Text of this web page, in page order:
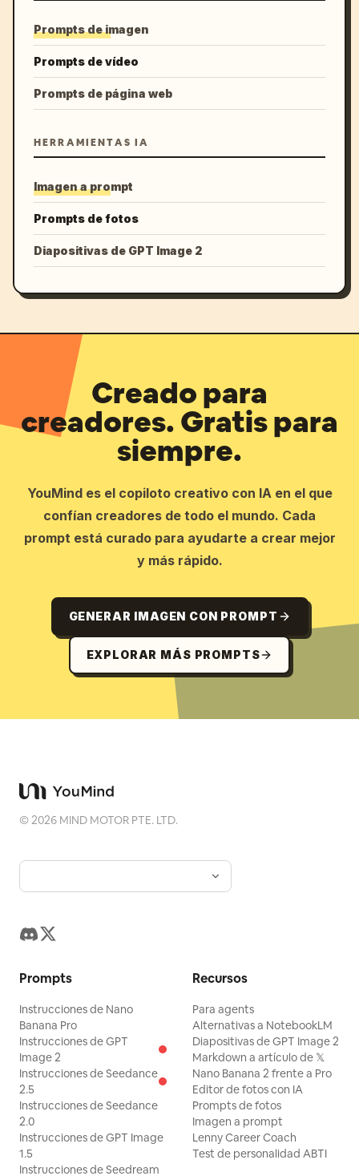
Prompts de imagen
Prompts de vídeo
Prompts de página web
HERRAMIENTAS IA
Imagen a prompt
Prompts de fotos
Diapositivas de GPT Image 2
Creado para
creadores. Gratis para
siempre.
YouMind es el copiloto creativo con IA en el que
confían creadores de todo el mundo. Cada
prompt está curado para ayudarte a crear mejor
y más rápido.
GENERAR IMAGEN CON PROMPT
EXPLORAR MÁS PROMPTS
©2026 MIND MOTOR PTE. LTD.
Prompts
Instrucciones de Nano
Banana Pro
Instrucciones de GPT
Image 2
Instrucciones de Seedance
2.5
Instrucciones de Seedance
2.0
Instrucciones de GPT Image
1.5
Instrucciones de Seedream
Recursos
Para agents
Alternativas a NotebookLM
Diapositivas de GPT Image 2
Markdown a artículo de 𝕏
Nano Banana 2 frente a Pro
Editor de fotos con IA
Prompts de fotos
Imagen a prompt
Lenny Career Coach
Test de personalidad ABTI